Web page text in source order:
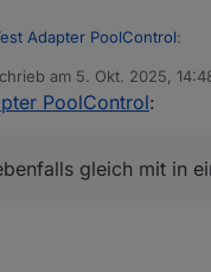
Adapter PoolControl:
inTest Adapter PoolControl
Resetbutton eingefügt. Er
am 5. Okt. 2025,
editiert von
PoolControl:
gleich mit in